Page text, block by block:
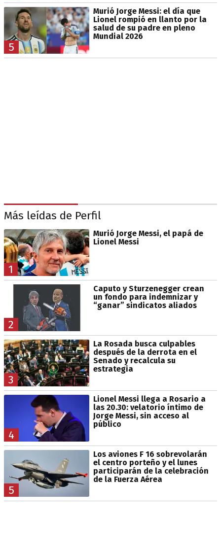
5
Murió Jorge Messi: el día que
Lionel rompió en llanto por la
salud de su padre en pleno
Mundial 2026
Más leídas de Perfil
1
Murió Jorge Messi, el papá de
Lionel Messi
2
Caputo y Sturzenegger crean
un fondo para indemnizar y
“ganar” sindicatos aliados
3
La Rosada busca culpables
después de la derrota en el
Senado y recalcula su
estrategia
4
Lionel Messi llega a Rosario a
las 20.30: velatorio íntimo de
Jorge Messi, sin acceso al
público
5
Los aviones F 16 sobrevolarán
el centro porteño y el lunes
participarán de la celebración
de la Fuerza Aérea